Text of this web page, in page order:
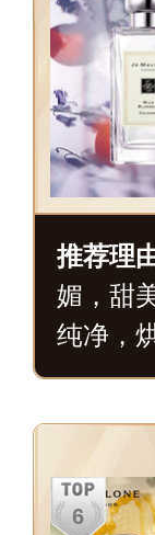
推荐理
媚，甜
纯净，